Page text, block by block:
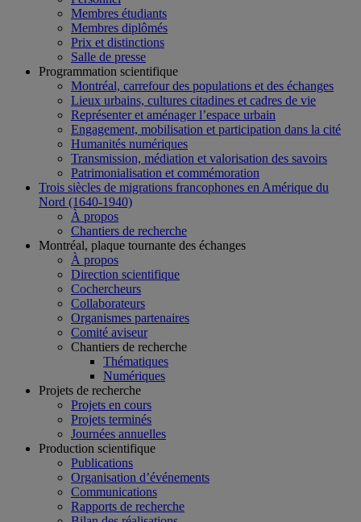
Membres étudiants
Membres diplômés
Prix et distinctions
Salle de presse
Programmation scientifique
Montréal, carrefour des populations et des échanges
Lieux urbains, cultures citadines et cadres de vie
Représenter et aménager l’espace urbain
Engagement, mobilisation et participation dans la cité
Humanités numériques
Transmission, médiation et valorisation des savoirs
Patrimonialisation et commémoration
Trois siècles de migrations francophones en Amérique du
Nord (1640-1940)
À propos
Chantiers de recherche
Montréal, plaque tournante des échanges
À propos
Direction scientifique
Cochercheurs
Collaborateurs
Organismes partenaires
Comité aviseur
Chantiers de recherche
Thématiques
Numériques
Projets de recherche
Projets en cours
Projets terminés
Journées annuelles
Production scientifique
Publications
Organisation d’événements
Communications
Rapports de recherche